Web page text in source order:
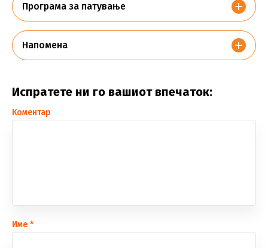
Програма за патување
Напомена
Испратете ни го вашиот впечаток:
Коментар
Име *